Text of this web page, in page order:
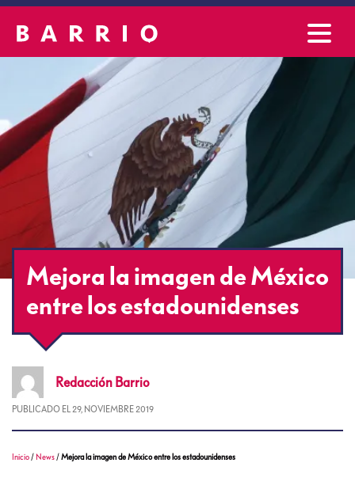
Mejora la imagen de México
entre los estadounidenses
Redacción Barrio
PUBLICADO EL 29, NOVIEMBRE 2019
Inicio / News /Mejora la imagen de México entre los estadounidenses